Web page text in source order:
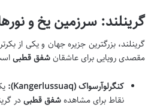
گرینلند: سرزمین یخ و
گرینلند، بزرگترین جزیره جهان و یکی از
مقصدی رویایی برای عاشقانشفق قطبی
کنگرلوآرسواک (Kangerlussuaq):
نقاط برای مشاهدهشفق قطبیدر